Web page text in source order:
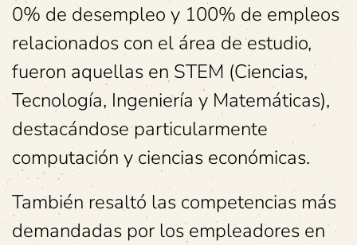
0% de desempleo y 100% de empleos
relacionados con el área de estudio,
fueron aquellas en STEM (Ciencias,
Tecnología, Ingeniería y Matemáticas),
destacándose particularmente
computación y ciencias económicas.
También resaltó las competencias más
demandadas por los empleadores en